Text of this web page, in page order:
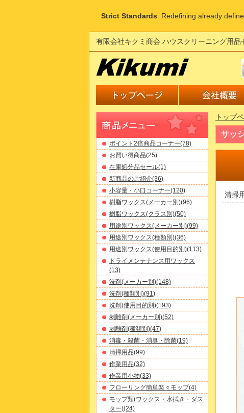
Strict Standards: Redefining already
有限会社キクミ商会 ハウスクリーニング用
トップ
サッ
清掃
ポイント2倍商品コーナー(78)
お買い得商品(25)
在庫処分品セール(1)
新商品のご紹介(36)
小容量・小口コーナー(120)
樹脂ワックス(メーカー別)(96)
樹脂ワックス(クラス別)(50)
用途別ワックス(メーカー別)(99)
用途別ワックス(種類別)(36)
用途別ワックス(使用目的別)(113)
ドライメンテナンス用ワックス
(13)
洗剤(メーカー別)(148)
洗剤(種類別)(91)
洗剤(使用目的別)(193)
剥離剤(メーカー別)(52)
剥離剤(種類別)(47)
消毒・殺菌・消臭・除菌(19)
清掃用品(99)
作業用品(32)
作業用小物(33)
フローリング簡単楽々モップ(4)
モップ類(ワックス・水拭き・ダス
ター)(24)